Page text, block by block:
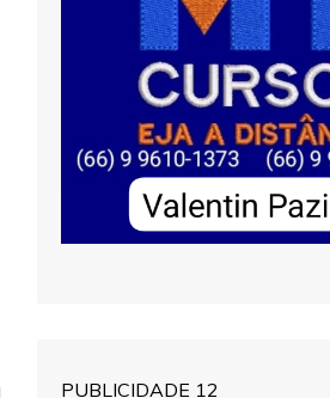
PUBLICIDADE 12